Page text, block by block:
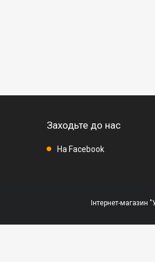
Заходьте до нас
На Facebook